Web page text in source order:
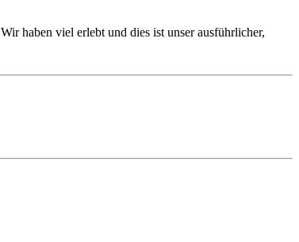
haben viel erlebt und dies ist unser ausführlicher,